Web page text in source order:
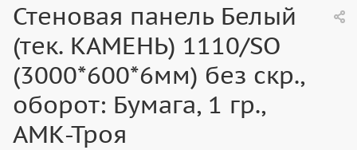
Стеновая панель Белый
(тек. КАМЕНЬ) 1110/SO
(3000*600*6мм) без скр.,
оборот: Бумага, 1 гр.,
АМК-Троя